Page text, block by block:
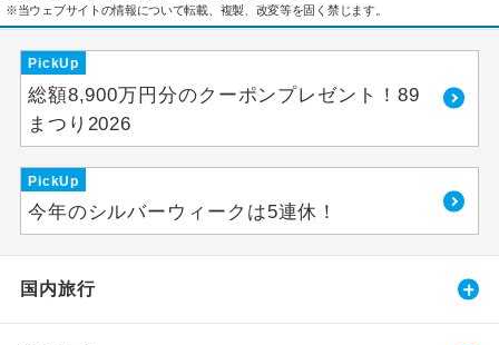
※当ウェブサイトの情報について転載、複製、改変等を固く禁じます。
PickUp
総額8,900万円分のクーポンプレゼント！89
まつり2026
PickUp
今年のシルバーウィークは5連休！
国内旅行